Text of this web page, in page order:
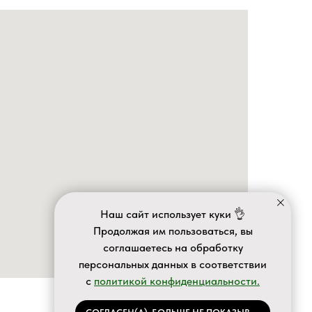
Наш сайт использует куки 👌
Продолжая им пользоваться, вы
соглашаетесь на обработку
персональных данных в соответствии
с политикой конфиденциальности.